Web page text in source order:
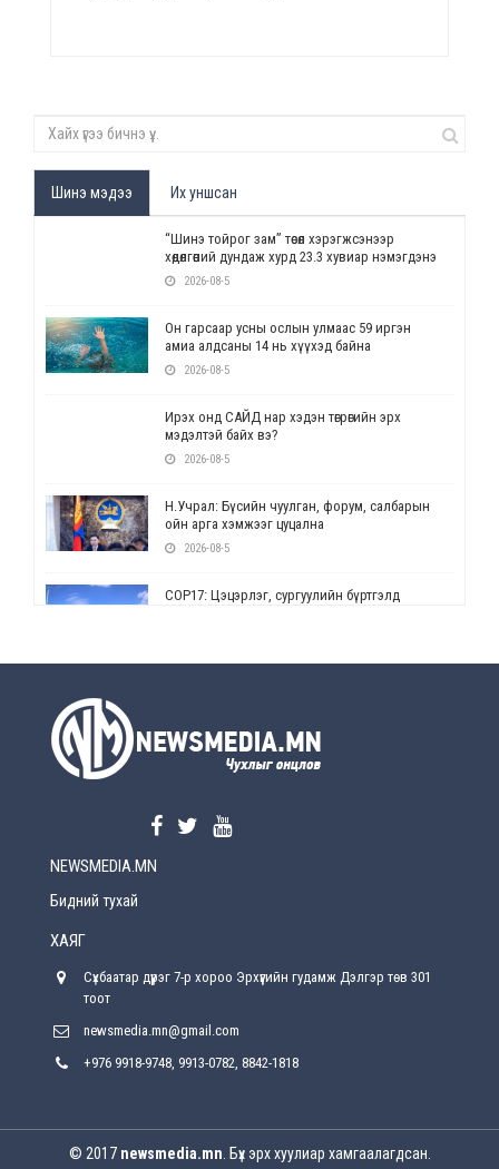
Шинэ мэдээ Их уншсан
“Шинэ тойрог зам” төсөл хэрэгжсэнээр
хөдөлгөөний дундаж хурд 23.3 хувиар нэмэгдэнэ
2026-08-5
Он гарсаар усны ослын улмаас 59 иргэн
амиа алдсаны 14 нь хүүхэд байна
2026-08-5
Ирэх онд САЙД нар хэдэн төгрөгийн эрх
мэдэлтэй байх вэ?
2026-08-5
Н.Учрал: Бүсийн чуулган, форум, салбарын
ойн арга хэмжээг цуцална
2026-08-5
СОР17: Цэцэрлэг, сургуулийн бүртгэлд
2026-08-5
2026-08-5
хүрсэн өгөөжөөрөө ажлаа үнэлж, хэрэгжилтээ
Улсын онцгой комисс өвөлжилтийн бэлтгэл,
Баян-Өлгийн дараагийн засаг “ноён”-ы
NEWSMEDIA.MN
Бидний тухай
ХАЯГ
Сүхбаатар дүүрэг 7-р хороо Эрхүүгийн гудамж Дэлгэр төв 301
тоот
newsmedia.mn@gmail.com
+976 9918-9748, 9913-0782, 8842-1818
© 2017 newsmedia.mn. Бүх эрх хуулиар хамгаалагдсан.